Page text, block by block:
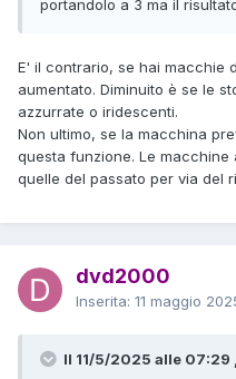
portandolo a 3 ma il
E' il contrario, se hai macchie
aumentato. Diminuito è se le
azzurrate o iridescenti.
Non ultimo, se la macchina
questa funzione. Le macchine
quelle del passato per via del
dvd2000
Inserita: 11 maggio
Il 11/5/2025 alle 07:29